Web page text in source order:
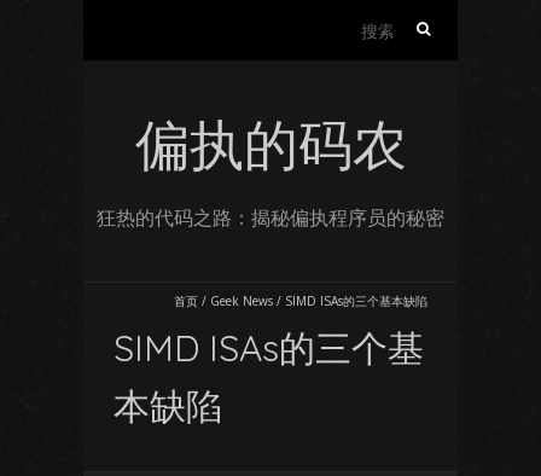
偏执的码农
狂热的代码之路：揭秘偏执程序员的秘密
首页 / Geek News / SIMD ISAs的三个基本缺陷
SIMD ISAs的三个基
本缺陷